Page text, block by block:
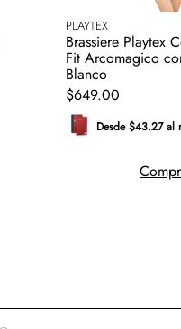
PLAYTEX
Brassiere Playtex
Fit Arcomagico
Blanco
$649.00
Desde $43.27 al